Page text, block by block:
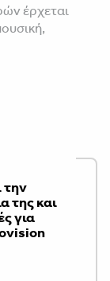
έρχεται
την
της και
για